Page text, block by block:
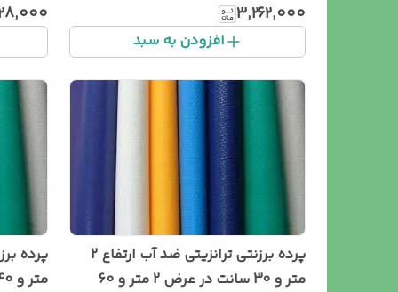
۳٬۲۶۲٬۰۰۰
افزودن به سبد
پرده برزنتی ترانزیتی ضد آب ارتفاع 2
متر و 30 سانت در عرض 2 متر و 60
متر و 40 سانت در عرض 160 سانت